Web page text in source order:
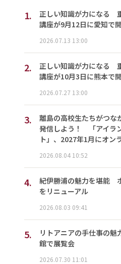
1.
正しい知識が力になる
講座が9月12日に愛知で
2026.07.13 13:00
2.
正しい知識が力になる
講座が10月3日に熊本で
2026.07.27 13:00
3.
離島の高校生たちがつな
発信しよう！ 「アイラ
ト」、2027年1月にオン
2026.08.04 10:52
4.
紀伊勝浦の魅力を堪能
をリニューアル
2026.08.03 09:41
5.
リトアニアの手仕事の
館で展覧会
2026.07.30 11:01